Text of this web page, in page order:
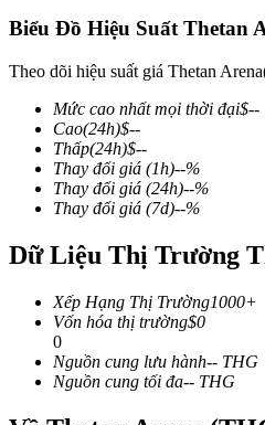
COIN-M Futures
Futures sử dụng token làm tài
TradFi
Phái sinh cổ phiếu, ngoại hối,
Biểu Đồ Hiệu Suất Thetan
Theo dõi hiệu suất giá Thetan
Mức cao nhất mọi thời đại$--
Cao(24h)$--
Thấp(24h)$--
Thay đổi giá (1h)--%
Thay đổi giá (24h)--%
Thay đổi giá (7d)--%
Dữ Liệu Thị Trường
Xếp Hạng Thị Trường1000+
Vốn hóa thị trường$0
0
Nguồn cung lưu hành-- THG
Nguồn cung tối đa-- THG